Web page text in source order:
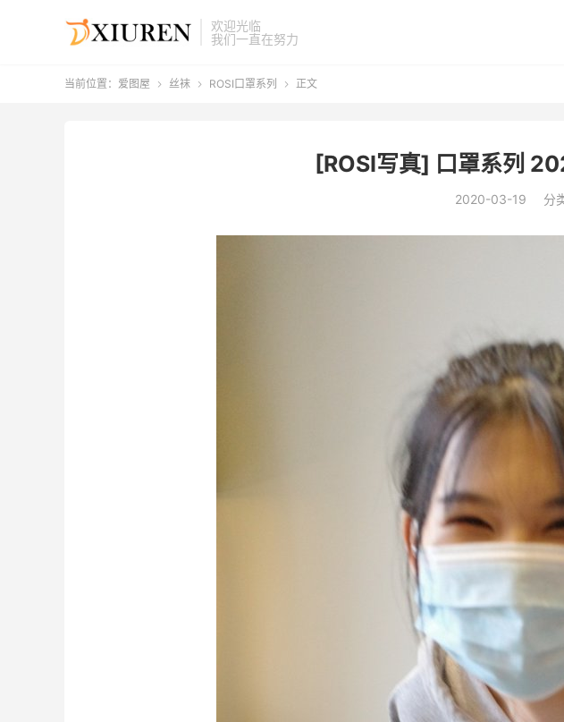
欢迎光临
我们一直在努力
当前位置： 爱图屋  丝袜  ROSI口罩系列  正文
[ROSI写真] 口罩系列
2020-03-19 分